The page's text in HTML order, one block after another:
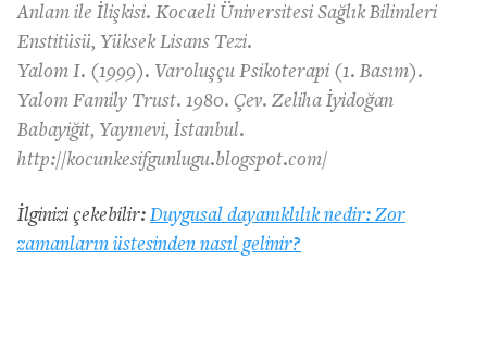
Anlam ile İlişkisi. Kocaeli Üniversitesi Sağlık Bilimleri
Enstitüsü, Yüksek Lisans Tezi.
Yalom I. (1999). Varoluşçu Psikoterapi (1. Basım).
Yalom Family Trust. 1980. Çev. Zeliha İyidoğan
Babayiğit, Yayınevi, İstanbul.
http://kocunkesifgunlugu.blogspot.com/
İlginizi çekebilir: Duygusal dayanıklılık nedir: Zor
zamanların üstesinden nasıl gelinir?